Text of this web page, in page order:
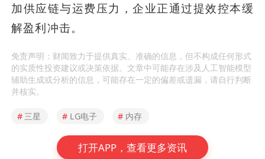
加供应链与运费压力，企业正通过提效控本缓
解盈利冲击。
免责声明：财闻致力于提供真实、准确的信息，但不构成任何形式
的实质性投资建议或决策依据。文章中可能存在涉及人工智能模型
辅助生成或分析的信息，可能存在一定的偏差或遗漏，请自行判断
并核实。
# 三星 # LG电子 # 内存
打开APP，查看更多资讯